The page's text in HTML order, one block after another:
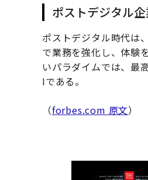
ポストデジタル
ポストデジタル時代は
で業務を強化し、体験
いパラダイムでは、最
Iである。
（forbes.com 原文）